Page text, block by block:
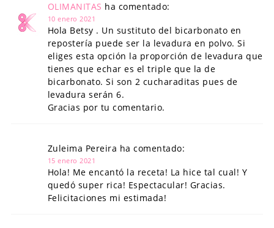
OLIMANITAS ha comentado:
10 enero 2021
Hola Betsy . Un sustituto del bicarbonato en
repostería puede ser la levadura en polvo. Si
eliges esta opción la proporción de levadura que
tienes que echar es el triple que la de
bicarbonato. Si son 2 cucharaditas pues de
levadura serán 6.
Gracias por tu comentario.
Zuleima Pereira ha comentado:
15 enero 2021
Hola! Me encantó la receta! La hice tal cual! Y
quedó super rica! Espectacular! Gracias.
Felicitaciones mi estimada!